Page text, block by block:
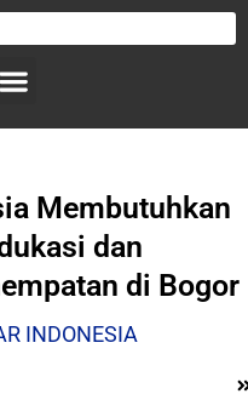
Membutuhkan
dan
di Bogor
INDONESIA